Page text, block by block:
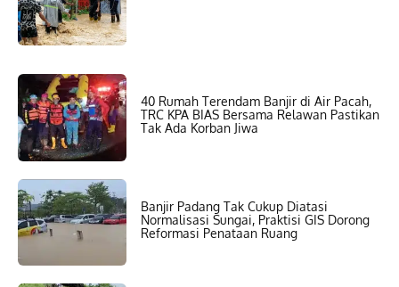
40 Rumah Terendam Banjir di Air Pacah,
TRC KPA BIAS Bersama Relawan Pastikan
Tak Ada Korban Jiwa
Banjir Padang Tak Cukup Diatasi
Normalisasi Sungai, Praktisi GIS Dorong
Reformasi Penataan Ruang